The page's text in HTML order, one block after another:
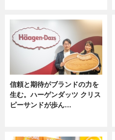
信頼と期待がブランドの力を
生む。ハーゲンダッツ クリス
ピーサンドが歩ん…